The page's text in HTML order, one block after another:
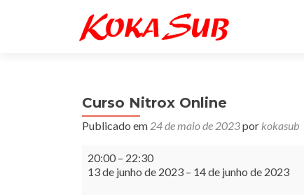
Curso Nitrox Online
Publicado em 24 de maio de 2023por kokasub
Curso
Nitrox
Online
20:00 – 22:30
13 de junho de 2023 – 14 de junho de 2023